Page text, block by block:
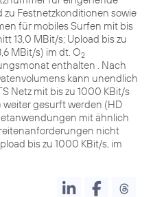
Festnetzkonditionen sowie
für mobiles Surfen mit bis
13,0 MBit/s; Upload bis zu
MBit/s) im dt. O2
enthalten . Nach
kann unendlich
Netz mit bis zu 1000 KBit/s
gesurft werden (HD
mit ähnlich
nicht
bis zu 1000 KBit/s, im